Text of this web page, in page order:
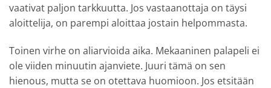
vaativat paljon tarkkuutta. Jos vastaanottaja on täysi
aloittelija, on parempi aloittaa jostain helpommasta.
Toinen virhe on aliarvioida aika. Mekaaninen palapeli ei
ole viiden minuutin ajanviete. Juuri tämä on sen
hienous, mutta se on otettava huomioon. Jos etsitään